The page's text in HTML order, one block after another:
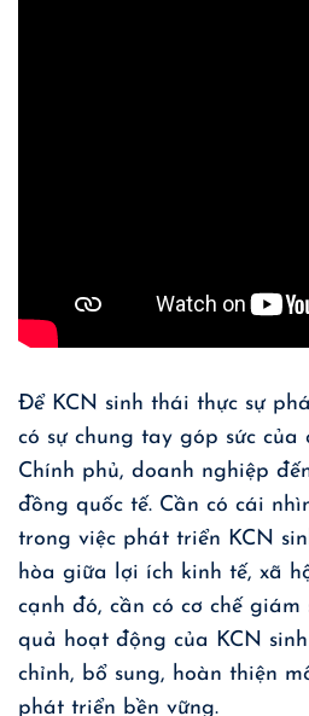
Để KCN sinh thái thực sự
có sự chung tay góp sức
Chính phủ, doanh nghiệp
đồng quốc tế. Cần có cái
trong việc phát triển KCN
hòa giữa lợi ích kinh tế, xã
cạnh đó, cần có cơ chế
quả hoạt động của KCN
chỉnh, bổ sung, hoàn thiện
phát triển bền vững.